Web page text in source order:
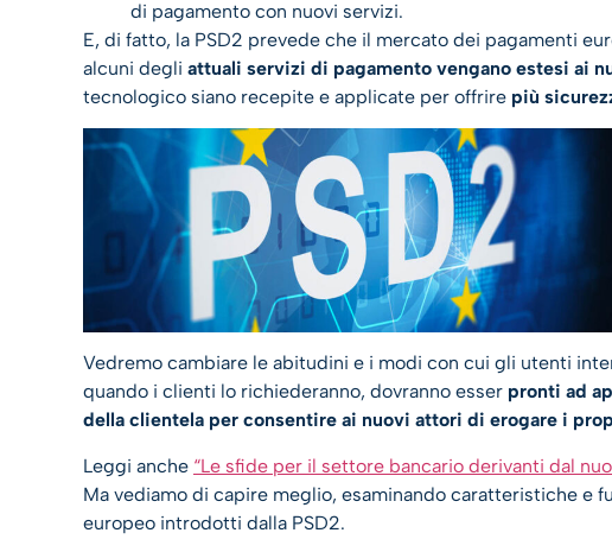
di pagamento con nuovi servizi.
E, di fatto, la PSD2 prevede che il mercato dei pagamenti
alcuni degli attuali servizi di pagamento vengano estesi ai
tecnologico siano recepite e applicate per offrire più
Vedremo cambiare le abitudini e i modi con cui gli utenti
quando i clienti lo richiederanno, dovranno esser pronti ad
della clientela per consentire ai nuovi attori di erogare i
Leggi anche “Le sfide per il settore bancario derivanti dal
Ma vediamo di capire meglio, esaminando caratteristiche e
europeo introdotti dalla PSD2.